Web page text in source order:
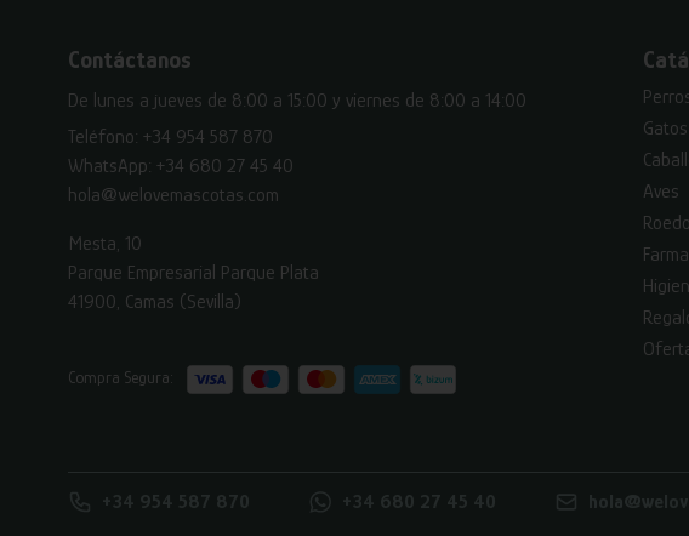
Contáctanos
De lunes a jueves de 8:00 a 15:00 y viernes de 8:00 a 14:00
Teléfono: +34 954 587 870
WhatsApp: +34 680 27 45 40
hola@welovemascotas.com
Mesta, 10
Parque Empresarial Parque Plata
41900, Camas (Sevilla)
Compra Segura:
Gatos
Aves
+34 954 587 870 +34 680 27 45 40